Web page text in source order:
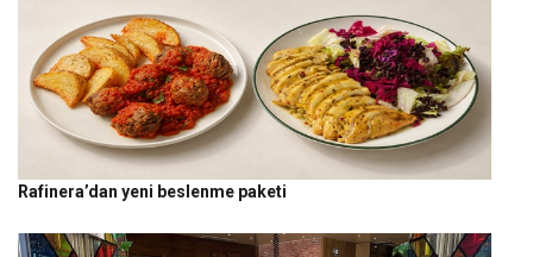
Rafinera’dan yeni beslenme paketi